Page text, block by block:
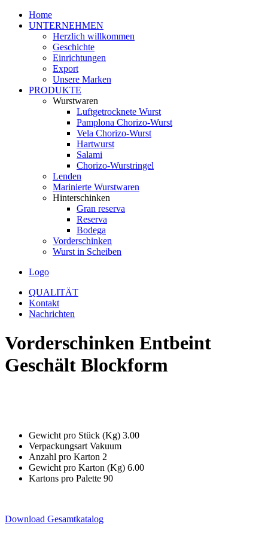
Home
UNTERNEHMEN
Herzlich willkommen
Geschichte
Einrichtungen
Export
Unsere Marken
PRODUKTE
Wurstwaren
Luftgetrocknete Wurst
Pamplona Chorizo-Wurst
Vela Chorizo-Wurst
Hartwurst
Salami
Chorizo-Wurstringel
Lenden
Marinierte Wurstwaren
Hinterschinken
Gran reserva
Reserva
Bodega
Vorderschinken
Wurst in Scheiben
Logo
QUALITÄT
Kontakt
Nachrichten
Vorderschinken Entbeint
Geschält Blockform
Gewicht pro Stück (Kg) 3.00
Verpackungsart Vakuum
Anzahl pro Karton 2
Gewicht pro Karton (Kg) 6.00
Kartons pro Palette 90
Download Gesamtkatalog